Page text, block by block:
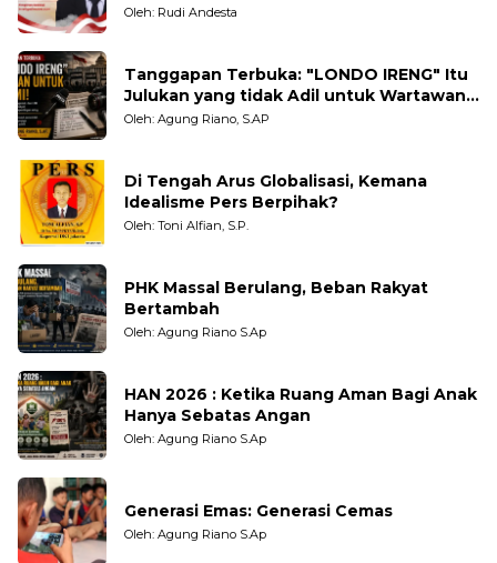
Oleh: Rudi Andesta
Tanggapan Terbuka: "LONDO IRENG" Itu
Julukan yang tidak Adil untuk Wartawan,
Pengamat dan LSM
Oleh: Agung Riano, S.AP
Di Tengah Arus Globalisasi, Kemana
Idealisme Pers Berpihak?
Oleh: Toni Alfian, S.P.
PHK Massal Berulang, Beban Rakyat
Bertambah
Oleh: Agung Riano S.Ap
HAN 2026 : Ketika Ruang Aman Bagi Anak
Hanya Sebatas Angan
Oleh: Agung Riano S.Ap
Generasi Emas: Generasi Cemas
Oleh: Agung Riano S.Ap